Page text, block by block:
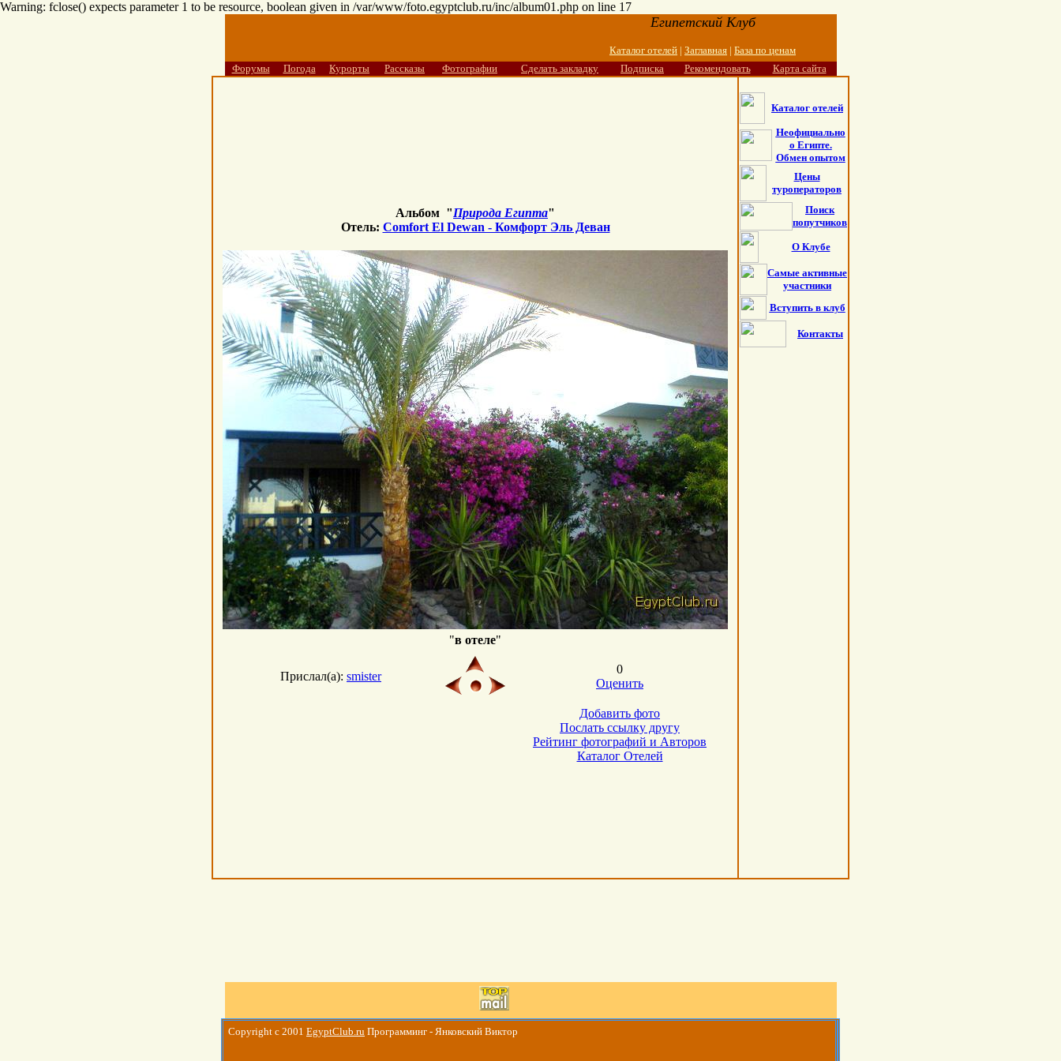
Warning: fclose() expects parameter 1 to be resource, boolean given in /var/www/foto.egyptclub.ru/inc/album01.php on line 17
Египетский Клуб
Каталог отелей | Заглавная | База по ценам
Форумы
Погода Курорты Рассказы Фотографии Сделать закладку Подписка Рекомендовать Карта сайта
Альбом "Природа Египта"
Отель: Comfort El Dewan - Комфорт Эль Деван
"в отеле"
Прислал(а): smister
0
Оценить
Добавить фото
Послать ссылку другу
Рейтинг фотографий и Авторов
Каталог Отелей
Каталог отелей
Неофициально
о Египте.
Обмен опытом
Цены
туроператоров
Поиск
попутчиков
О Клубе
Самые активные
участники
Вступить в клуб
Контакты
Copyright c 2001 EgyptClub.ru Программинг - Янковский Виктор